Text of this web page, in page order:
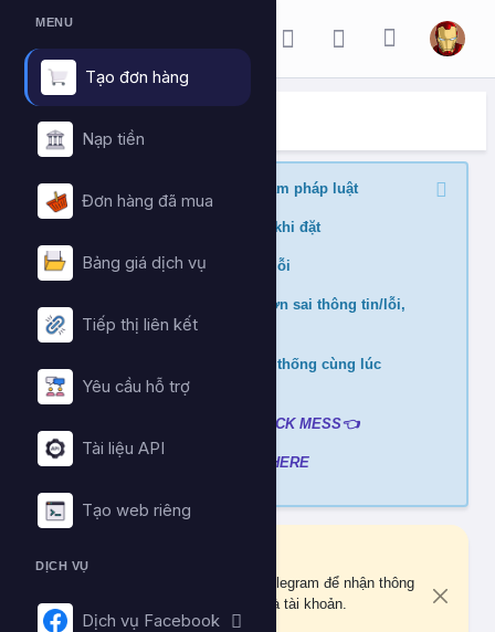
MENU
Tạo đơn hàng
Nạp tiền
Đơn hàng đã mua
Bảng giá dịch vụ
Tiếp thị liên kết
Yêu cầu hỗ trợ
Tài liệu API
Tạo web riêng
DỊCH VỤ
Dịch vụ Facebook
ĐẶT HÀNG DỊCH VỤ
Trang chủ Đặt hàng dịch vụ
Nghiêm cấm buff nội dung vi phạm pháp luật
Kiểm tra min/max quantity trước khi đặt
Đảm bảo link chính xác để tránh lỗi
Không hỗ trợ và hoàn tiền nếu đơn sai thông tin/lỗi,
cài đè đơn
Không xử lý nếu mua ở nhiều hệ thống cùng lúc
tránh hao hụt số dư
CLICK MESS👈
Xem video hướng dẫn CLICK HERE
Bạn chưa liên kết tài khoản Telegram để nhận thông
báo quan trọng về đơn hàng và tài khoản.